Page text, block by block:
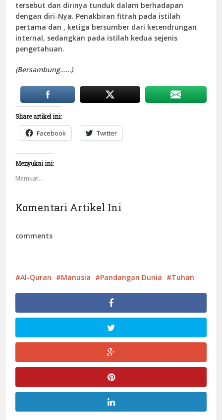
tersebut dan dirinya tunduk dalam berhadapan
dengan diri-Nya. Penakbiran fitrah pada istilah
pertama dan , ketiga bersumber dari kecendrungan
internal, sedangkan pada istilah kedua sejenis
pengetahuan.
(Bersambung……)
Share artikel ini:
Facebook Twitter
Menyukai ini:
Memuat...
Komentari Artikel Ini
comments
Al-Quran Manusia Pandangan Dunia Tuhan